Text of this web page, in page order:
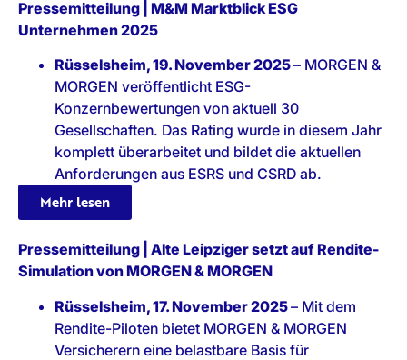
Pressemitteilung | M&M Marktblick ESG
Unternehmen 2025
Rüsselsheim, 19. November 2025– MORGEN &
MORGEN veröffentlicht ESG-
Konzernbewertungen von aktuell 30
Gesellschaften. Das Rating wurde in diesem Jahr
komplett überarbeitet und bildet die aktuellen
Anforderungen aus ESRS und CSRD ab.
Mehr lesen
Pressemitteilung | Alte Leipziger setzt auf Rendite-
Simulation von MORGEN & MORGEN
Rüsselsheim, 17. November 2025– Mit dem
Rendite-Piloten bietet MORGEN & MORGEN
Versicherern eine belastbare Basis für